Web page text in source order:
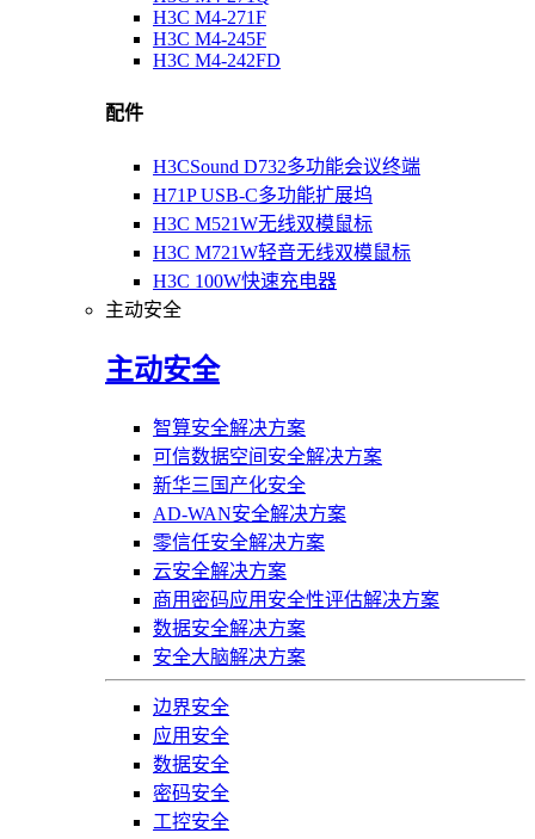
H3C M4-271F
H3C M4-245F
H3C M4-242FD
配件
H3CSound D732多功能会议终端
H71P USB-C多功能扩展坞
H3C M521W无线双模鼠标
H3C M721W轻音无线双模鼠标
H3C 100W快速充电器
主动安全
主动安全
智算安全解决方案
可信数据空间安全解决方案
新华三国产化安全
AD-WAN安全解决方案
零信任安全解决方案
云安全解决方案
商用密码应用安全性评估解决方案
数据安全解决方案
安全大脑解决方案
边界安全
应用安全
数据安全
密码安全
工控安全